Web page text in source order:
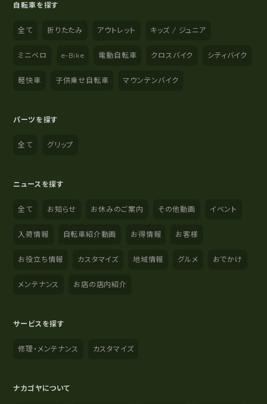
自転車を探す
全て 折りたたみ アウトレット キッズ / ジュニア
ミニベロ e-Bike 電動自転車 クロスバイク シティバイク
軽快車 子供乗せ自転車 マウンテンバイク
パーツを探す
全て グリップ
ニュースを探す
全て お知らせ お休みのご案内 その他動画 イベント
入荷情報 自転車紹介動画 お得情報 お客様
お役立ち情報 カスタマイズ 地域情報 グルメ おでかけ
メンテナンス お店の店内紹介
サービスを探す
修理・メンテナンス カスタマイズ
ナカゴヤについて